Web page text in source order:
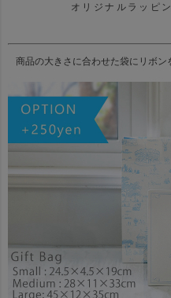
オリジナルラッピ
商品の大きさに合わせた袋にリボン